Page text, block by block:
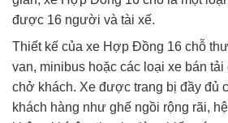
được 16 người và tài xế.
Thiết kế của xe Hợp Đồng 16 chỗ
van, minibus hoặc các loại xe bán
chở khách. Xe được trang bị đầy đủ
khách hàng như ghế ngồi rộng rãi,